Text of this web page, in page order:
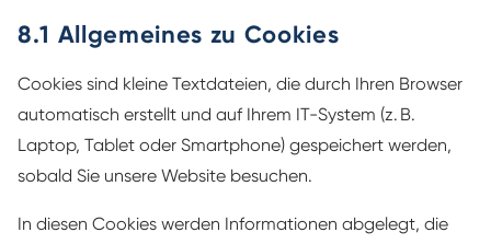
8.1 Allgemeines zu Cookies
Cookies sind kleine Textdateien, die durch Ihren Browser
automatisch erstellt und auf Ihrem IT-System (z. B.
Laptop, Tablet oder Smartphone) gespeichert werden,
sobald Sie unsere Website besuchen.
In diesen Cookies werden Informationen abgelegt, die